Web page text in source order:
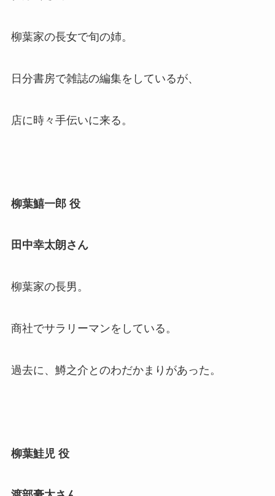
柳葉家の長女で旬の姉。
日分書房で雑誌の編集をしているが、
店に時々手伝いに来る。
柳葉鱚一郎 役
田中幸太朗さん
柳葉家の長男。
商社でサラリーマンをしている。
過去に、鱒之介とのわだかまりがあった。
柳葉鮭児 役